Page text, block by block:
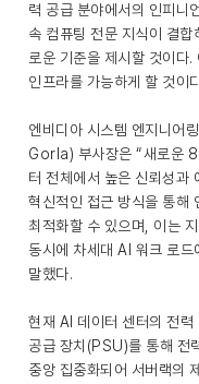
력 공급 분야에서의 인피니
속 컴퓨팅 전문 지식이 결
로운 기준을 제시할 것이다.
인프라를 가능하게 할 것이
엔비디아 시스템 엔지니어
Gorla) 부사장은 “새로운
터 전체에서 높은 신뢰성과
혁신적인 접근 방식을 통해
최적화할 수 있으며, 이는
동시에 차세대 AI 워크 로
말했다.
현재 AI 데이터 센터의 전
공급 장치(PSU)를 통해 전
중앙 집중화되어 서버랙의